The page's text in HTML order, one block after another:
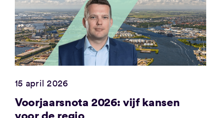
15 april 2026
Voorjaarsnota 2026: vijf kansen
voor de regio